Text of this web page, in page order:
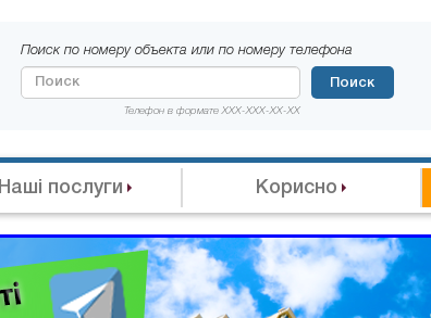
Поиск по номеру объекта или по номеру телефона
Телефон в формате XXX-XXX-XX-XX
Поиск
Наші послуги Корисно